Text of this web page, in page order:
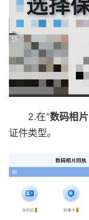
2.在”数码相
证件类型。